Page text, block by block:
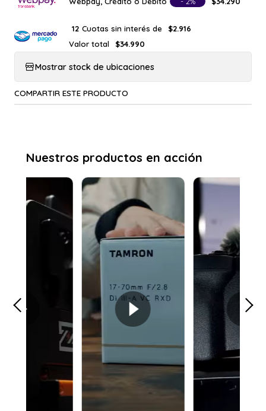
12 Cuotas sin interés de
$2.916
Valor total
$34.990
Mostrar stock de ubicaciones
COMPARTIR ESTE PRODUCTO